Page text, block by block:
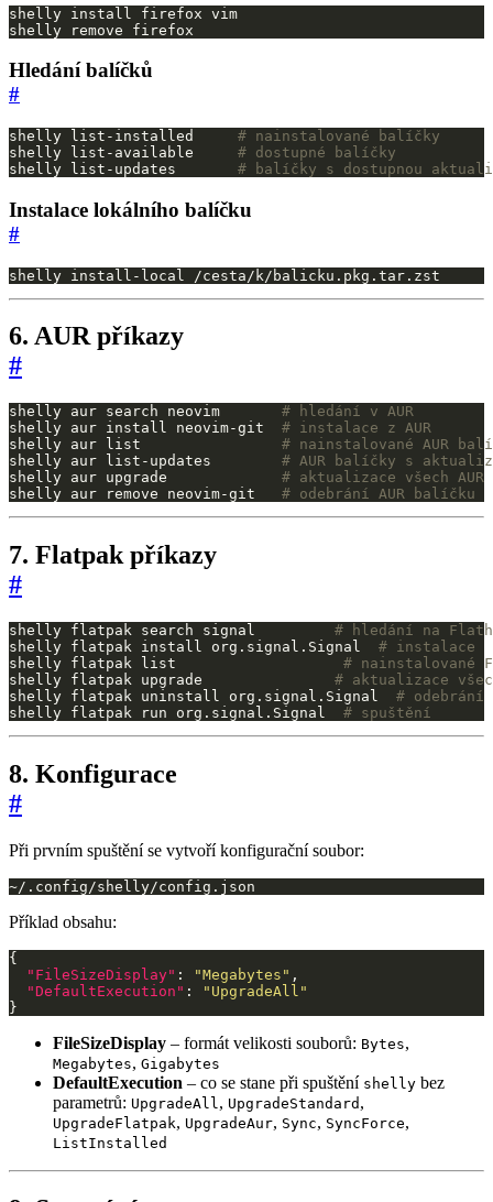
shelly remove firefox
Hledání balíčků
#
shelly list-installed # nainstalované balíčky
shelly list-available # dostupné balíčky
shelly list-updates # balíčky s dostupnou
Instalace lokálního balíčku
#
shelly install-local /cesta/k/balicku.pkg.tar.zst
6. AUR příkazy
#
shelly aur search neovim # hledání v AUR
shelly aur install neovim-git # instalace z AUR
shelly aur list # nainstalované AUR
shelly aur list-updates # AUR balíčky s
shelly aur upgrade # aktualizace všech
shelly aur remove neovim-git # odebrání AUR balíčku
7. Flatpak příkazy
#
shelly flatpak search signal # hledání na
shelly flatpak install org.signal.Signal # instalace
shelly flatpak list # nainstalované
shelly flatpak upgrade # aktualizace
shelly flatpak uninstall org.signal.Signal # odebrání
shelly flatpak run org.signal.Signal # spuštění
8. Konfigurace
#
Při prvním spuštění se vytvoří konfigurační soubor:
~/.config/shelly/config.json
Příklad obsahu:
"FileSizeDisplay" : "Megabytes"
"DefaultExecution" :
"UpgradeAll"
}
FileSizeDisplay – formát velikosti souborů: Bytes,
Megabytes, Gigabytes
DefaultExecution – co se stane při spuštění shelly bez
parametrů: UpgradeAll, UpgradeStandard ,
UpgradeFlatpak, UpgradeAur, Sync, SyncForce,
ListInstalled